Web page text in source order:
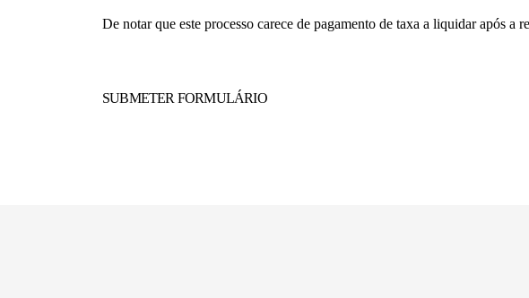
De notar que este processo carece de pagamento de taxa a liquidar após a
SUBMETER FORMULÁRIO